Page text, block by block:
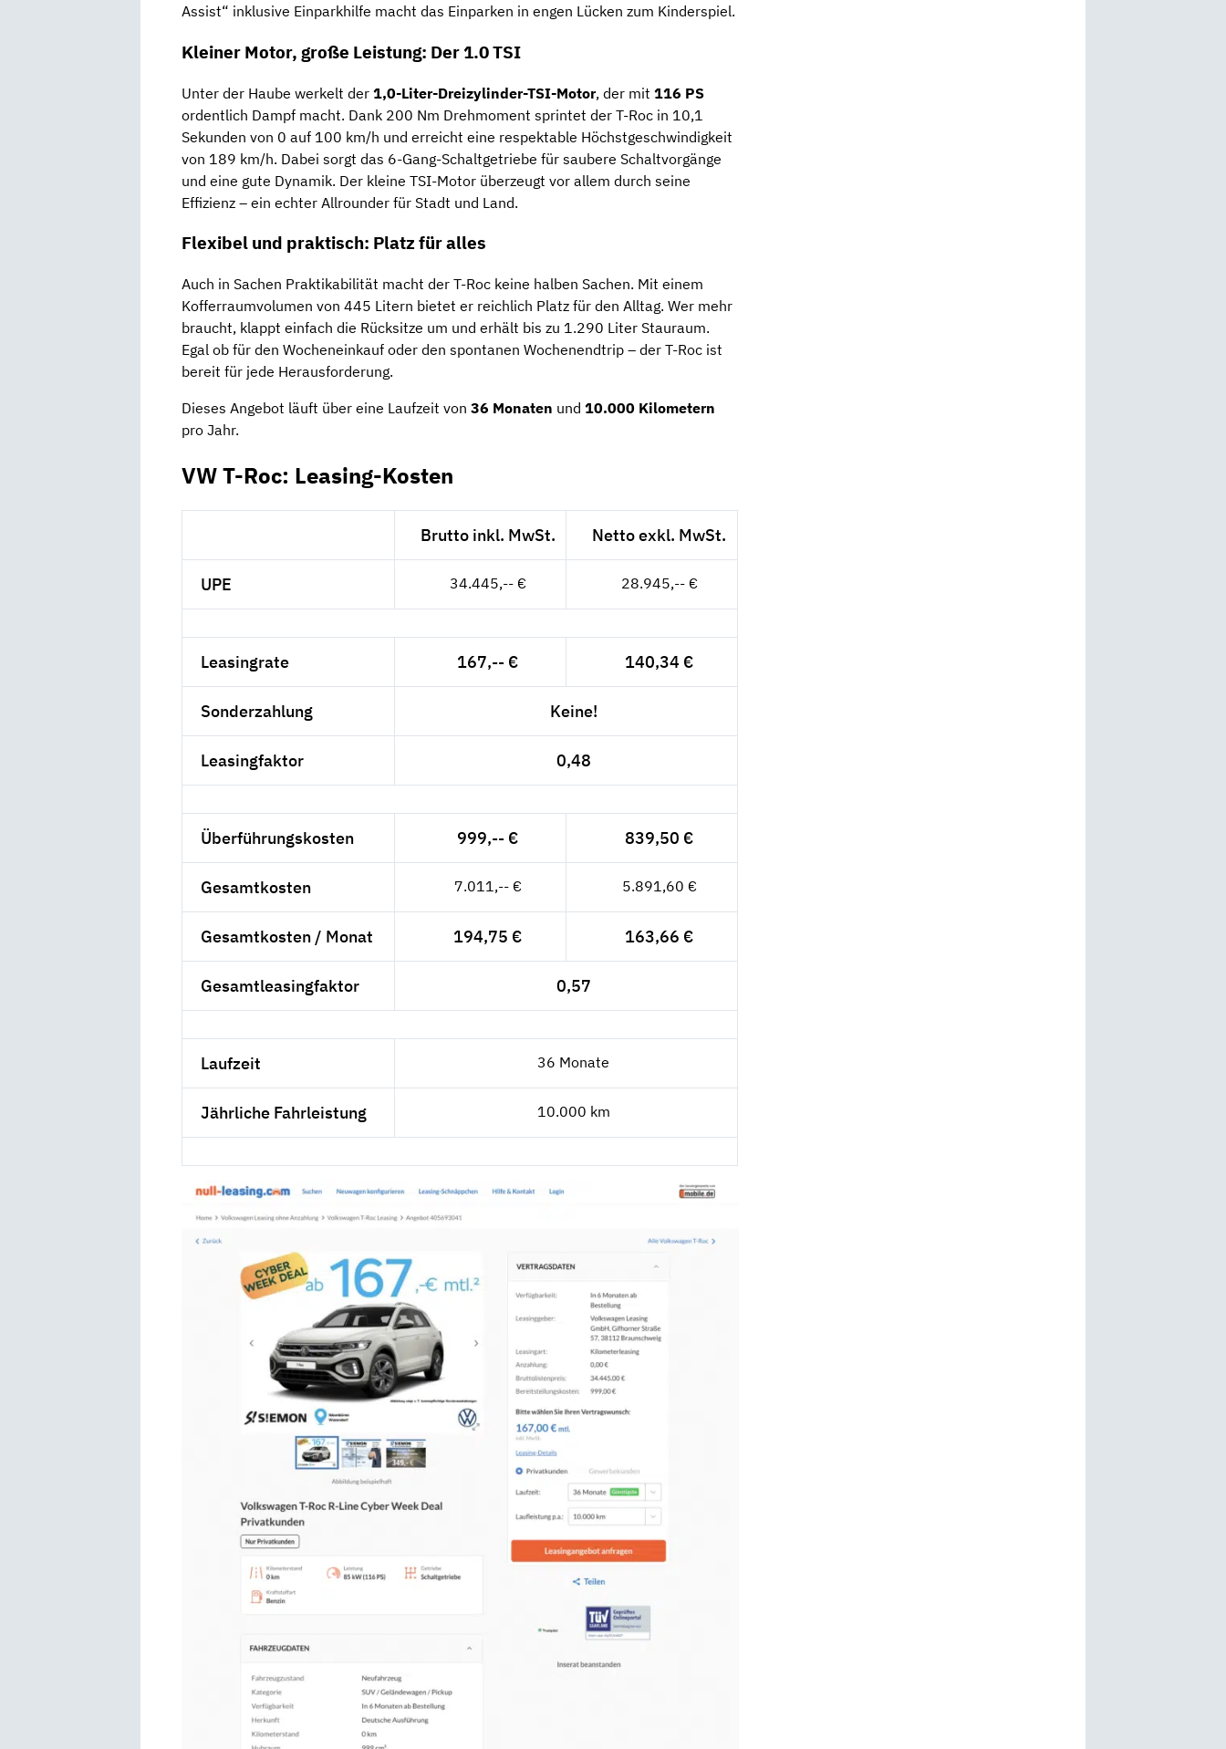
Assist“ inklusive Einparkhilfe macht das Einparken in engen Lücken zum Kinderspiel.
Kleiner Motor, große Leistung: Der 1.0 TSI
Unter der Haube werkelt der 1,0-Liter-Dreizylinder-TSI-Motor, der mit 116 PS
ordentlich Dampf macht. Dank 200 Nm Drehmoment sprintet der T-Roc in 10,1
Sekunden von 0 auf 100 km/h und erreicht eine respektable Höchstgeschwindigkeit
von 189 km/h. Dabei sorgt das 6-Gang-Schaltgetriebe für saubere Schaltvorgänge
und eine gute Dynamik. Der kleine TSI-Motor überzeugt vor allem durch seine
Effizienz – ein echter Allrounder für Stadt und Land.
Flexibel und praktisch: Platz für alles
Auch in Sachen Praktikabilität macht der T-Roc keine halben Sachen. Mit einem
Kofferraumvolumen von 445 Litern bietet er reichlich Platz für den Alltag. Wer mehr
braucht, klappt einfach die Rücksitze um und erhält bis zu 1.290 Liter Stauraum.
Egal ob für den Wocheneinkauf oder den spontanen Wochenendtrip – der T-Roc ist
bereit für jede Herausforderung.
Dieses Angebot läuft über eine Laufzeit von 36 Monaten und 10.000 Kilometern
pro Jahr.
VW T-Roc: Leasing-Kosten
Brutto inkl. MwSt. Netto exkl. MwSt.
UPE 34.445,-- € 28.945,-- €
Leasingrate 167,-- € 140,34 €
Sonderzahlung Keine!
Leasingfaktor 0,48
Überführungskosten 999,-- € 839,50 €
Gesamtkosten 7.011,-- € 5.891,60 €
Gesamtkosten / Monat 194,75 € 163,66 €
Gesamtleasingfaktor 0,57
Laufzeit 36 Monate
Jährliche Fahrleistung 10.000 km